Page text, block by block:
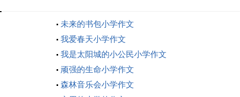
未来的书包小学作文
我爱春天小学作文
我是太阳城的小公民小学作文
顽强的生命小学作文
森林音乐会小学作文